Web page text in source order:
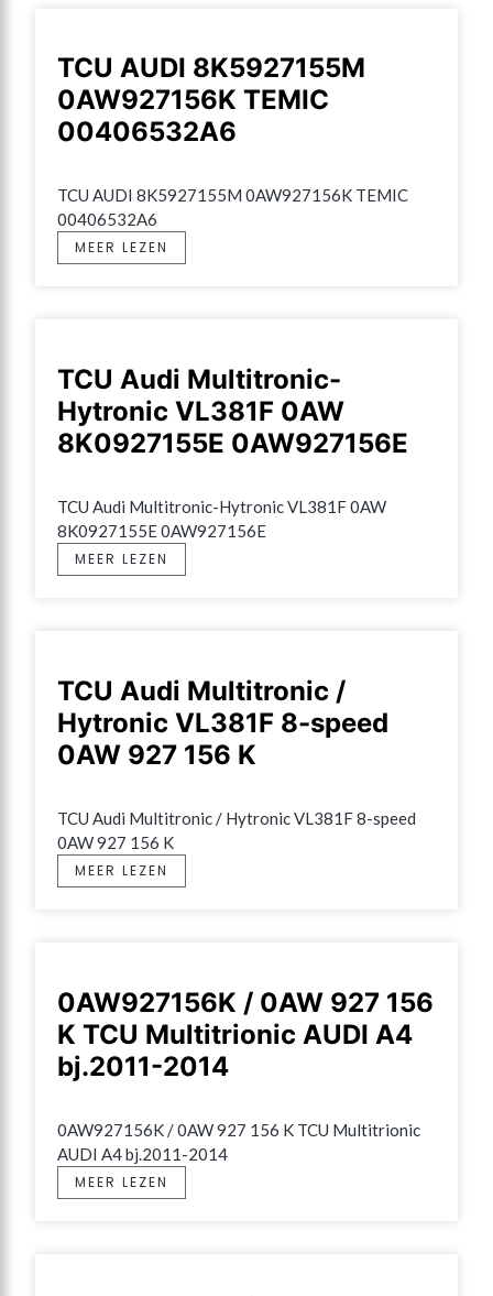
TCU AUDI 8K5927155M
0AW927156K TEMIC
00406532A6
TCU AUDI 8K5927155M 0AW927156K TEMIC
00406532A6
MEER LEZEN
TCU Audi Multitronic-
Hytronic VL381F 0AW
8K0927155E 0AW927156E
TCU Audi Multitronic-Hytronic VL381F 0AW
8K0927155E 0AW927156E
MEER LEZEN
TCU Audi Multitronic /
Hytronic VL381F 8-speed
0AW 927 156 K
TCU Audi Multitronic / Hytronic VL381F 8-speed
0AW 927 156 K
MEER LEZEN
0AW927156K / 0AW 927 156
K TCU Multitrionic AUDI A4
bj.2011-2014
0AW927156K / 0AW 927 156 K TCU Multitrionic
AUDI A4 bj.2011-2014
MEER LEZEN